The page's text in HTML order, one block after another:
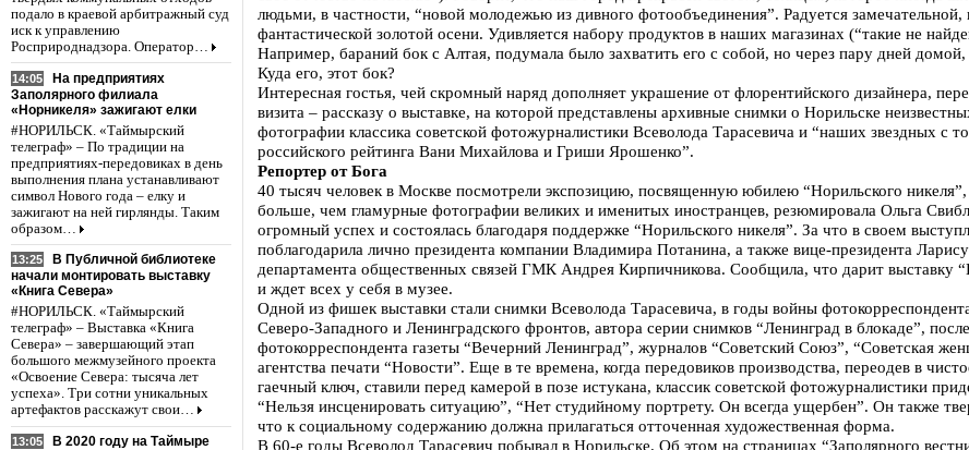
подало в краевой арбитражный суд
иск к управлению
Росприроднадзора. Оператор…
14:05
На предприятиях
Заполярного филиала
«Норникеля» зажигают елки
#НОРИЛЬСК. «Таймырский
телеграф» – По традиции на
предприятиях-передовиках в день
выполнения плана устанавливают
символ Нового года – елку и
зажигают на ней гирлянды. Таким
образом…
13:25
В Публичной библиотеке
начали монтировать выставку
«Книга Севера»
#НОРИЛЬСК. «Таймырский
телеграф» – Выставка «Книга
Севера» – завершающий этап
большого межмузейного проекта
«Освоение Севера: тысяча лет
успеха». Три сотни уникальных
артефактов расскажут свои…
13:05
В 2020 году на Таймыре
людьми, в частности, “новой молодежью из дивного фотообъединения”. Радуется замечательной,
фантастической золотой осени. Удивляется набору продуктов в наших магазинах (“такие не
Например, бараний бок с Алтая, подумала было захватить его с собой, но через пару дней
Куда его, этот бок?
Интересная гостья, чей скромный наряд дополняет украшение от флорентийского дизайнера,
визита – рассказу о выставке, на которой представлены архивные снимки о Норильске
фотографии классика советской фотожурналистики Всеволода Тарасевича и “наших звездных с
российского рейтинга Вани Михайлова и Гриши Ярошенко”.
Репортер от Бога
40 тысяч человек в Москве посмотрели экспозицию, посвященную юбилею “Норильского никеля”,
больше, чем гламурные фотографии великих и именитых иностранцев, резюмировала Ольга
огромный успех и состоялась благодаря поддержке “Норильского никеля”. За что в своем
поблагодарила лично президента компании Владимира Потанина, а также вице-президента
департамента общественных связей ГМК Андрея Кирпичникова. Сообщила, что дарит выставку
и ждет всех у себя в музее.
Одной из фишек выставки стали снимки Всеволода Тарасевича, в годы войны
Северо-Западного и Ленинградского фронтов, автора серии снимков “Ленинград в блокаде”,
фотокорреспондента газеты “Вечерний Ленинград”, журналов “Советский Союз”, “Советская
агентства печати “Новости”. Еще в те времена, когда передовиков производства, переодев в
гаечный ключ, ставили перед камерой в позе истукана, классик советской фотожурналистики
“Нельзя инсценировать ситуацию”, “Нет студийному портрету. Он всегда ущербен”. Он также
что к социальному содержанию должна прилагаться отточенная художественная форма.
В 60-е годы Всеволод Тарасевич побывал в Норильске. Об этом на страницах “Заполярного